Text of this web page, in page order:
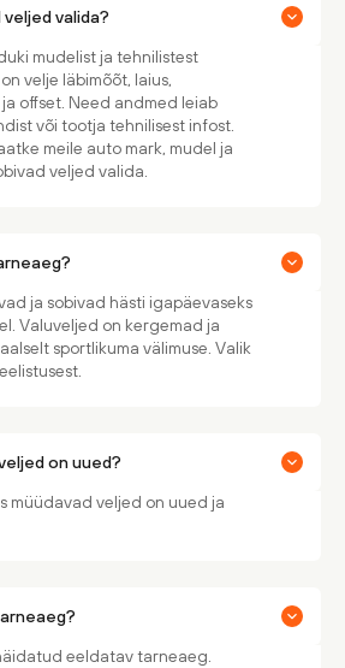
valida?
mudelist ja tehnilistest
velje läbimõõt, laius,
offset. Need andmed leiab
või tootja tehnilisest infost.
meile auto mark, mudel ja
veljed valida.
ja sobivad hästi igapäevaseks
Valuveljed on kergemad ja
sportlikuma välimuse. Valik
on uued?
müüdavad veljed on uued ja
eeldatav tarneaeg.